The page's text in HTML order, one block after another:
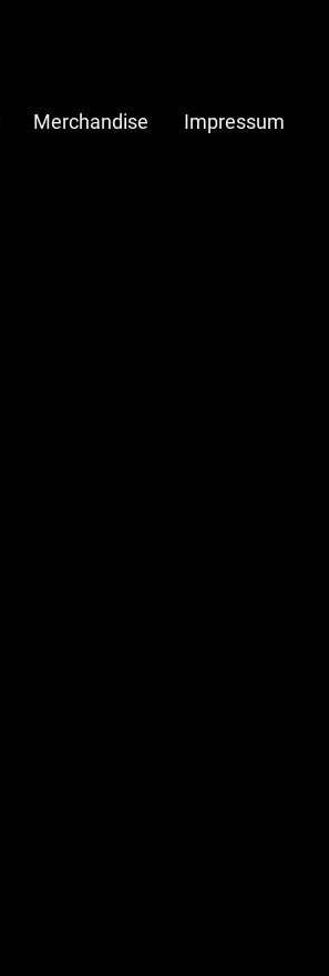
Merchandise Impressum